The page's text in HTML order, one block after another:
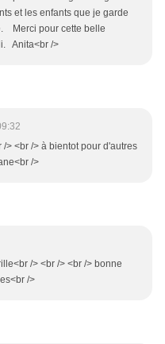
et les enfants que je garde
Merci pour cette belle
Anita<br />
> <br /> à bientot pour d'autres
/>
/> <br /> <br /> bonne
/>